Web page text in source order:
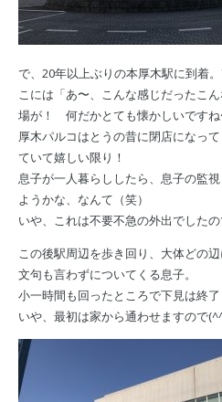
で、20年以上ぶりの本厚木駅に到着
こには「あ〜、こんな感じだったこ
場が！ 何だかとても懐かしいですね
厚木パルコはとうの昔に閉店になっ
ていて嬉しい限り！
息子が一人暮らししたら、息子の監
ようかな、なんて（笑）
いや、これは不要不急の外出でしたの
この後駅周辺を歩き回り、大体どの
文句も言わずについてくる息子。
小一時間も回ったところで下見は終了
いや、最初は家から通わせますので